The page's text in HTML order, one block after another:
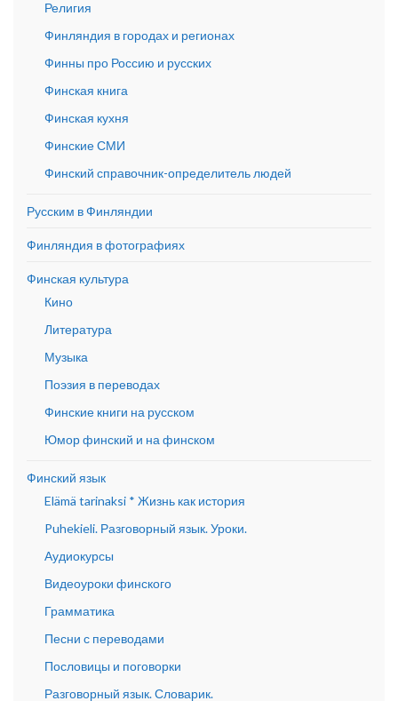
Религия
Финляндия в городах и регионах
Финны про Россию и русских
Финская книга
Финская кухня
Финские СМИ
Финский справочник-определитель людей
Русским в Финляндии
Финляндия в фотографиях
Финская культура
Кино
Литература
Музыка
Поэзия в переводах
Финские книги на русском
Юмор финский и на финском
Финский язык
Elämä tarinaksi * Жизнь как история
Puhekieli. Разговорный язык. Уроки.
Аудиокурсы
Видеоуроки финского
Грамматика
Песни с переводами
Пословицы и поговорки
Разговорный язык. Словарик.